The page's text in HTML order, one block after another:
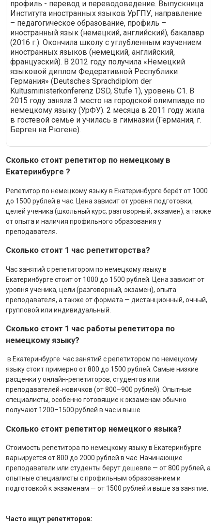
профиль - перевод и переводоведение. Выпускница
Института иностранных языков УрГПУ, направление
– педагогическое образование, профиль –
иностранный язык (немецкий, английский), бакалавр
(2016 г.). Окончила школу с углубленным изучением
иностранных языков (немецкий, английский,
французский). В 2012 году получила «Немецкий
языковой диплом Федеративной Республики
Германия» (Deutsches Sprachdiplom der
Kultusministerkonferenz DSD, Stufe 1), уровень C1. В
2015 году заняла 3 место на городской олимпиаде по
немецкому языку (УрФУ). 2 месяца в 2011 году жила
в гостевой семье и училась в гимназии (Германия, г.
Берген на Рюгене).
Сколько стоит репетитор по немецкому в
Екатеринбурге ?
Репетитор по немецкому языку в Екатеринбурге берёт от 1000
до 1500 рублей в час. Цена зависит от уровня подготовки,
целей ученика (школьный курс, разговорный, экзамен), а также
от опыта и наличия профильного образования у
преподавателя.
Сколько стоит 1 час репетиторства?
Час занятий с репетитором по немецкому языку в
Екатеринбурге стоит от 1000 до 1500 рублей. Цена зависит от
уровня ученика, цели (разговорный, экзамен), опыта
преподавателя, а также от формата — дистанционный, очный,
групповой или индивидуальный.
Сколько стоит 1 час работы репетитора по
немецкому языку?
в Екатеринбурге час занятий с репетитором по немецкому
языку стоит примерно от 800 до 1500 рублей. Самые низкие
расценки у онлайн-репетиторов, студентов или
преподавателей‑новичков (от 800–900 рублей). Опытные
специалисты, особенно готовящие к экзаменам обычно
получают 1200–1500 рублей в час и выше
Сколько стоит репетитор немецкого языка?
Стоимость репетитора по немецкому языку в Екатеринбурге
варьируется от 800 до 2000 рублей в час. Начинающие
преподаватели или студенты берут дешевле — от 800 рублей, а
опытные специалисты с профильным образованием и
подготовкой к экзаменам — от 1500 рублей и выше за занятие.
Часто ищут репетиторов: